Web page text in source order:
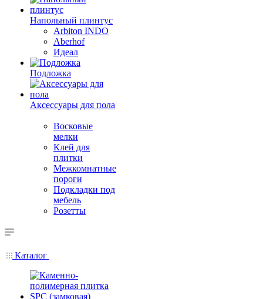
Напольный плинтус
Arbiton INDO
Aberhof
Идеал
Подложка
Аксессуары для пола
Восковые
мелки
Клей для
плитки
Межкомнатные
пороги
Подкладки под
мебель
Розетты
Каталог